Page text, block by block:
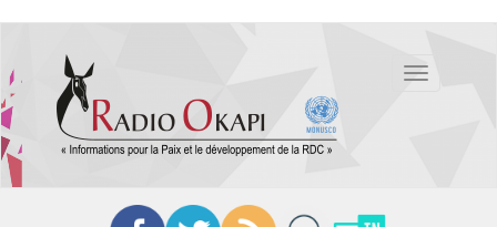
contenu
principal
Toggle